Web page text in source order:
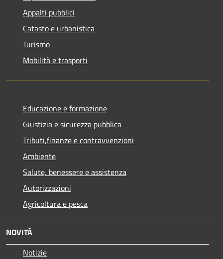
Appalti pubblici
Catasto e urbanistica
Turismo
Mobilità e trasporti
Educazione e formazione
Giustizia e sicurezza pubblica
Tributi,finanze e contravvenzioni
Ambiente
Salute, benessere e assistenza
Autorizzazioni
Agricoltura e pesca
NOVITÀ
Notizie